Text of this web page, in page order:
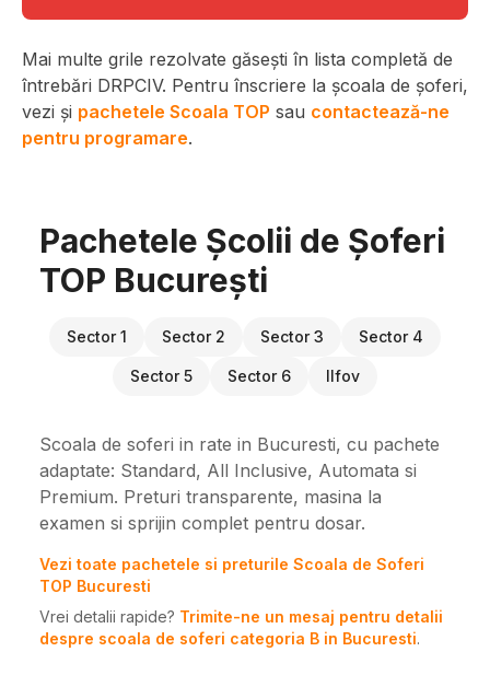
Mai multe grile rezolvate găsești în lista completă de
întrebări DRPCIV. Pentru înscriere la școala de șoferi,
vezi și pachetele Scoala TOP sau contactează-ne
pentru programare.
Pachetele Școlii de Șoferi
TOP București
Sector 1 Sector 2 Sector 3 Sector 4
Sector 5 Sector 6 Ilfov
Scoala de soferi in rate in Bucuresti, cu pachete
adaptate: Standard, All Inclusive, Automata si
Premium. Preturi transparente, masina la
examen si sprijin complet pentru dosar.
Vezi toate pachetele si preturile Scoala de Soferi
TOP Bucuresti
Vrei detalii rapide? Trimite-ne un mesaj pentru detalii
despre scoala de soferi categoria B in Bucuresti.